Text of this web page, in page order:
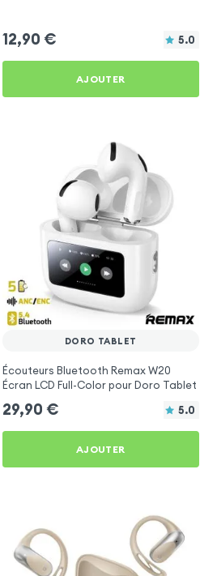
12,90 € 5.0
AJOUTER
DORO TABLET
Écouteurs Bluetooth Remax W20
Écran LCD Full-Color pour Doro Tablet
29,90 € 5.0
AJOUTER